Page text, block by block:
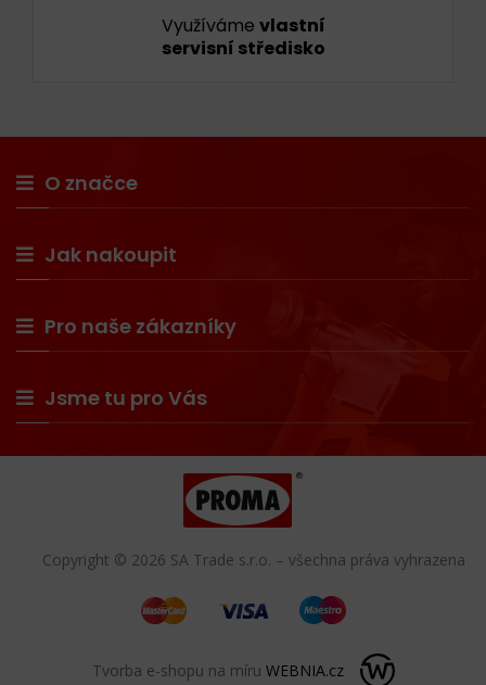
Využíváme vlastní
servisní středisko
O značce
Jak nakoupit
Pro naše zákazníky
Jsme tu pro Vás
Copyright © 2026 SA Trade s.r.o. – všechna práva vyhrazena
Tvorba e-shopu na míru WEBNIA.cz